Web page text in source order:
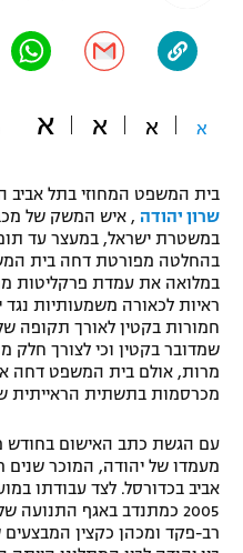
"מחצית בשכונה" –
תקנון עבור פעילות
תקנון עבור פעילות ספורט 1 – "מרלן"
גיימינג E-Sports
תנאי שימוש
תקנון פעילות ספורט 1
רשיון להקרנה פומבית
אופניים
פוטבול אמריקאי NFL
בייסבול MLB
ספורט אתגרי ואקסטרים
אומנויות לחימה
א א א א
בית המשפט המחוזי בתל אביב
שרון יהודה , איש המשק של
במשטרת ישראל, במעצר עד
בהחלטה מפורטת דחה בית
במלואה את עמדת פרקליטות
ראיות לכאורה משמעותיות
חמורות בקטין לאורך תקופה
שמדובר בקטין וכי לצורך חלק
מרות, אולם בית המשפט דחה
מכרסמות בתשתית הראייתית
עם הגשת כתב האישום בחודש
מעמדו של יהודה, המוכר
אביב בכדורסל. לצד עבודתו
2005 כמתנדב באגף
רב-פקד ומכהן כקצין